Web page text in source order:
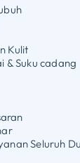
Kulit
& Suku cadang
Seluruh